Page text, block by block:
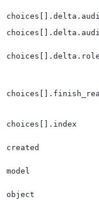
choices[].delta.role
choices[].index
created
model
object